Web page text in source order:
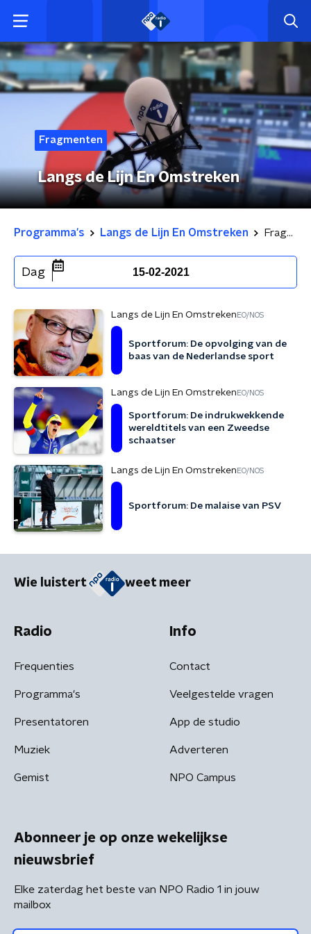
Fragmenten
Langs de Lijn En Omstreken
Programma's Langs de Lijn En Omstreken Fragmenten
Dag 15-02-2021
Langs de Lijn En Omstreken EO/NOS
Sportforum: De opvolging van de
baas van de Nederlandse sport
Langs de Lijn En Omstreken EO/NOS
Sportforum: De indrukwekkende
wereldtitels van een Zweedse
schaatser
Langs de Lijn En Omstreken EO/NOS
Sportforum: De malaise van PSV
Wie luistert weet meer
Radio
Frequenties
Programma's
Presentatoren
Muziek
Gemist
Info
Contact
Veelgestelde vragen
App de studio
Adverteren
NPO Campus
Abonneer je op onze wekelijkse
nieuwsbrief
Elke zaterdag het beste van NPO Radio 1 in jouw
mailbox